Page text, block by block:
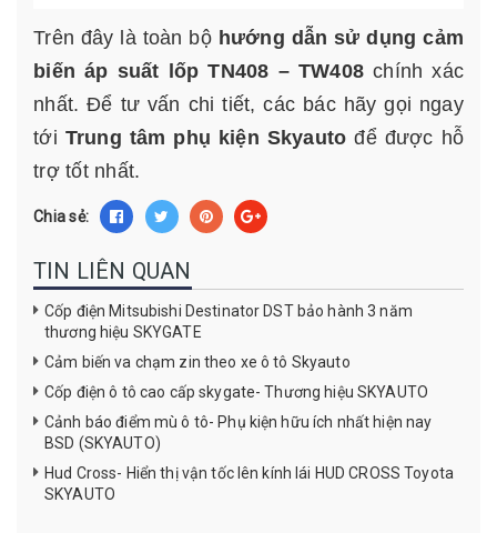
Trên đây là toàn bộ hướng dẫn sử dụng cảm
biến áp suất lốp TN408 – TW408 chính xác
nhất. Để tư vấn chi tiết, các bác hãy gọi ngay
tới Trung tâm phụ kiện Skyauto để được hỗ
trợ tốt nhất.
Chia sẻ:
TIN LIÊN QUAN
Cốp điện Mitsubishi Destinator DST bảo hành 3 năm
thương hiệu SKYGATE
Cảm biến va chạm zin theo xe ô tô Skyauto
Cốp điện ô tô cao cấp skygate- Thương hiệu SKYAUTO
Cảnh báo điểm mù ô tô- Phụ kiện hữu ích nhất hiện nay
BSD (SKYAUTO)
Hud Cross- Hiển thị vận tốc lên kính lái HUD CROSS Toyota
SKYAUTO